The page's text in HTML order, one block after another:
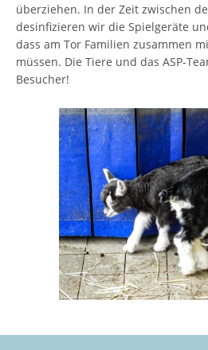
überziehen. In der Zeit zwischen
desinfizieren wir die Spielgeräte
dass am Tor Familien zusammen
müssen. Die Tiere und das ASP-
Besucher!